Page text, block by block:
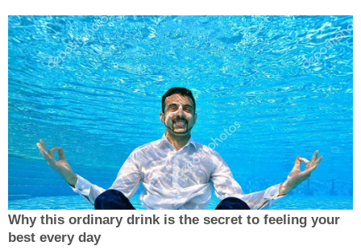
Why this ordinary drink is the secret to feeling your
best every day